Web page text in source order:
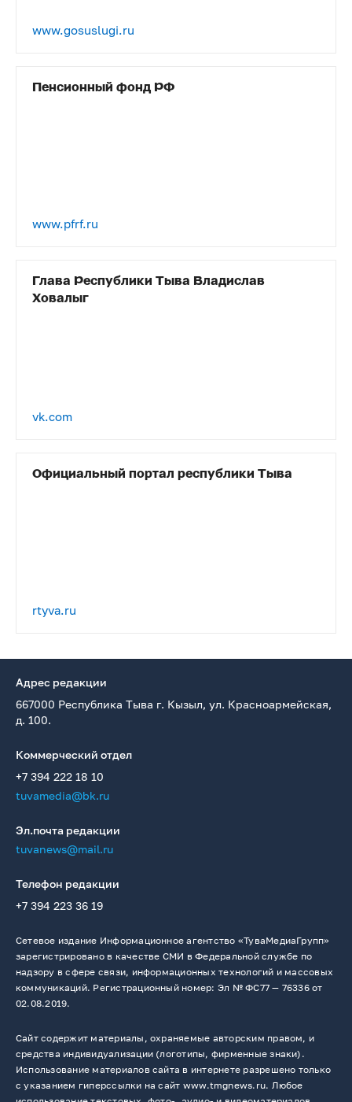
www.gosuslugi.ru
Пенсионный фонд РФ
www.pfrf.ru
Глава Республики Тыва Владислав
Ховалыг
vk.com
Официальный портал республики Тыва
rtyva.ru
Адрес редакции
667000 Республика Тыва г. Кызыл, ул. Красноармейская,
д. 100.
Коммерческий отдел
+7 394 222 18 10
tuvamedia@bk.ru
Эл.почта редакции
tuvanews@mail.ru
Телефон редакции
+7 394 223 36 19
Сетевое издание Информационное агентство «ТуваМедиаГрупп»
зарегистрировано в качестве СМИ в Федеральной службе по
надзору в сфере связи, информационных технологий и массовых
коммуникаций. Регистрационный номер: Эл № ФС77 — 76336 от
02.08.2019.
Сайт содержит материалы, охраняемые авторским правом, и
средства индивидуализации (логотипы, фирменные знаки).
Использование материалов сайта в интернете разрешено только
с указанием гиперссылки на сайт www.tmgnews.ru. Любое